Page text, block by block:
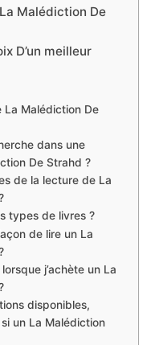
Malédiction De
D’un meilleur
La Malédiction De
dans une
De Strahd ?
de la lecture de La
types de livres ?
de lire un La
j’achète un La
disponibles,
un La Malédiction